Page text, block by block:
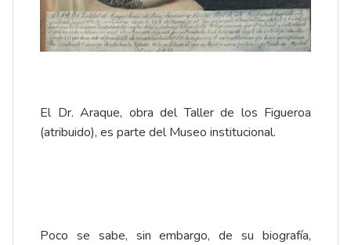
El Dr. Araque, obra del Taller de los Figueroa
(atribuido), es parte delMuseo institucional.
Poco se sabe, sin embargo, de su biografía,